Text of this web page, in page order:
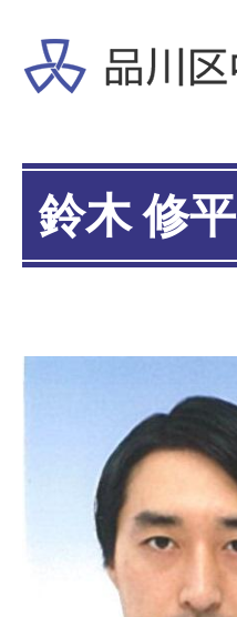
鈴木 修平